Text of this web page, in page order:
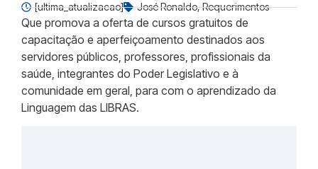
[ultima_atualizacao]
José Ronaldo,Requerimentos
Que promova a oferta de cursos gratuitos de
capacitação e aperfeiçoamento destinados aos
servidores públicos, professores, profissionais da
saúde, integrantes do Poder Legislativo e à
comunidade em geral, para com o aprendizado da
Linguagem das LIBRAS.